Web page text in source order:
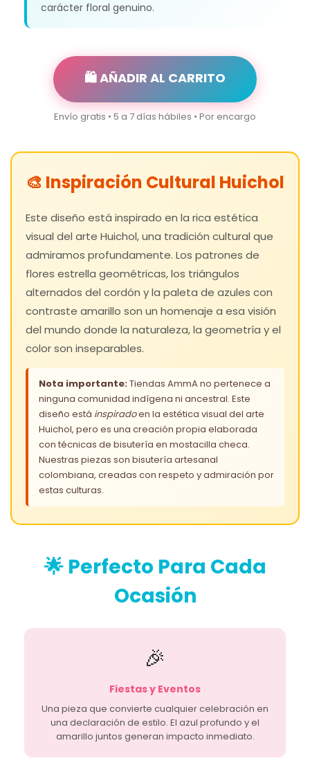
carácter floral genuino.
🛍️ AÑADIR AL CARRITO
Envío gratis • 5 a 7 días hábiles • Por encargo
🎨 Inspiración Cultural Huichol
Este diseño está inspirado en la rica estética
visual del arte Huichol, una tradición cultural que
admiramos profundamente. Los patrones de
flores estrella geométricas, los triángulos
alternados del cordón y la paleta de azules con
contraste amarillo son un homenaje a esa visión
del mundo donde la naturaleza, la geometría y el
color son inseparables.
Nota importante:Tiendas AmmA no pertenece a
ninguna comunidad indígena ni ancestral. Este
diseño está inspiradoen la estética visual del arte
Huichol, pero es una creación propia elaborada
con técnicas de bisutería en mostacilla checa.
Nuestras piezas son bisutería artesanal
colombiana, creadas con respeto y admiración por
estas culturas.
🌟 Perfecto Para Cada
Ocasión
🎉
Fiestas y Eventos
Una pieza que convierte cualquier celebración en
una declaración de estilo. El azul profundo y el
amarillo juntos generan impacto inmediato.